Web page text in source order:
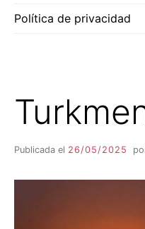
Política de privacidad
Publicada el 26/05/2025